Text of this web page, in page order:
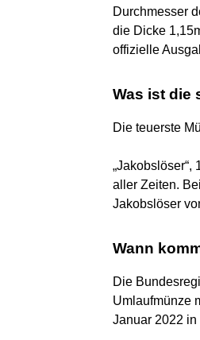
Durchmesser
die Dicke
offizielle
Was ist die
Die teuerste
aller Zeiten.
Jakobslöser
Wann
Die
Umlaufmünze
Januar 2022